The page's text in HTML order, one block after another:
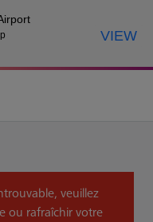
VIEW
veuillez
ou rafraîchir votre